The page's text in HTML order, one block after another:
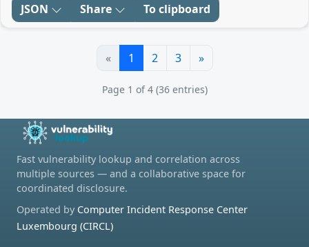
JSON Share To clipboard
« 1 2 3 »
Page 1 of 4 (36 entries)
Fast vulnerability lookup and correlation across
multiple sources — and a collaborative space for
coordinated disclosure.
Operated by Computer Incident Response Center
Luxembourg (CIRCL)